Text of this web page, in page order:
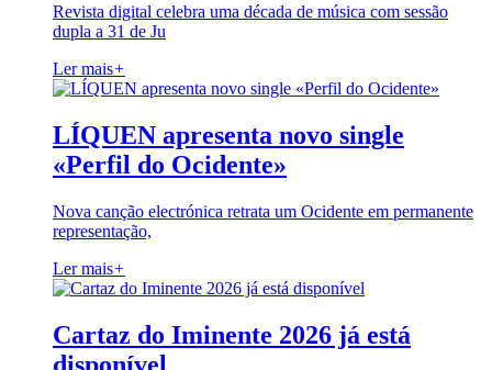
Revista digital celebra uma década de música com sessão
dupla a 31 de Ju
Ler mais+
LÍQUEN apresenta novo single
«Perfil do Ocidente»
Nova canção electrónica retrata um Ocidente em permanente
representação,
Ler mais+
Cartaz do Iminente 2026 já está